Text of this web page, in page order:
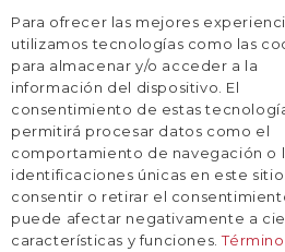
Inicio / Destinos / Asia / Filipinas
Filipinas
12NOCHES
Para ofrecer las mejores
utilizamos tecnologías como las
para almacenar y/o acceder a la
información del dispositivo. El
consentimiento de estas
permitirá procesar datos como el
comportamiento de navegación o
identificaciones únicas en este
consentir o retirar el
puede afectar negativamente a
características y funciones.